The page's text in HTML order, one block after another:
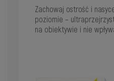
Zachowaj ostrość i
poziomie –
na obiektywie i nie